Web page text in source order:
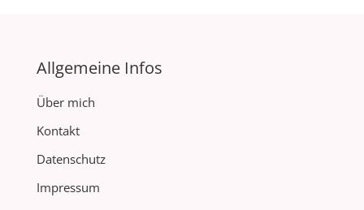
Allgemeine Infos
Über mich
Kontakt
Datenschutz
Impressum